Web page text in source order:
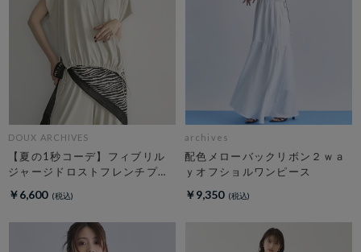
DOUX ARCHIVES
【夏の1秒コーデ】フィブリル
ジャージドロストフレンチプル
￥6,600
archives
配色メローバックリボン２ｗａ
ｙオフショルワンピース
￥9,350